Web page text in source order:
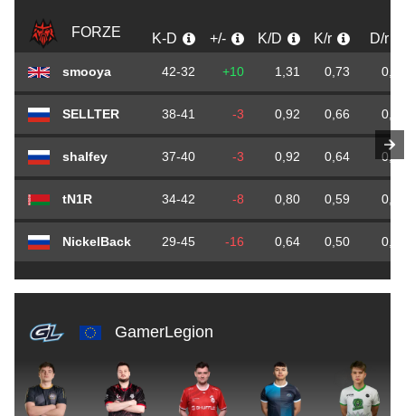
FORZE K-D +/- K/D K/r D/r
smooya 42-32 +10 1,31 0,73
SELLTER 38-41 -3 0,92 0,66
shalfey 37-40 -3 0,92 0,64
tN1R 34-42 -8 0,80 0,59
NickelBack 29-45 -16 0,64 0,50
GamerLegion